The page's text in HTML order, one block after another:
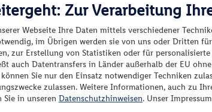
25.05.2027 - 01.06.2027
Doppelzimmer Economy
p.P. ab
2 Pers. / 7
/ 1'164.39
Zur Verarbeitung
Webseite Ihre Daten mittels verschiedener
im Übrigen werden sie von uns oder Dritten
zur Erstellung von Statistiken oder für personalisierte
auch Datentransfers in Länder außerhalb der EU
Sie nur den Einsatz notwendiger Techniken
zulassen. Weitere Informationen, auch zu
in unseren Datenschutzhinweisen. Unser